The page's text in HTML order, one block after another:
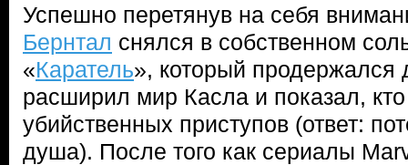
Успешно перетянув на себя
Бернтал снялся в собственном
«Каратель», который продержался
расширил мир Касла и показал,
убийственных приступов (ответ:
душа). После того как сериалы